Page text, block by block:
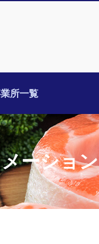
所一覧
ーション